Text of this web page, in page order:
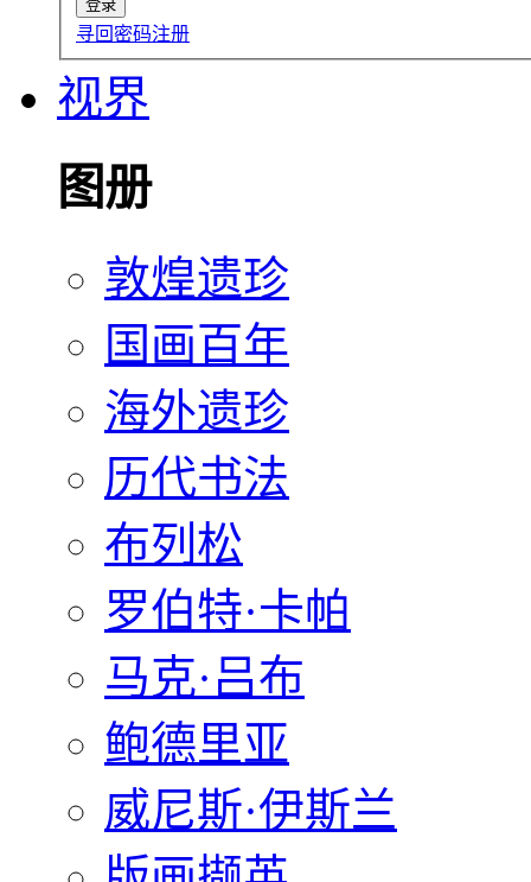
寻回密码注册
视界
图册
敦煌遗珍
国画百年
海外遗珍
历代书法
布列松
罗伯特·卡帕
马克·吕布
鲍德里亚
威尼斯·伊斯兰